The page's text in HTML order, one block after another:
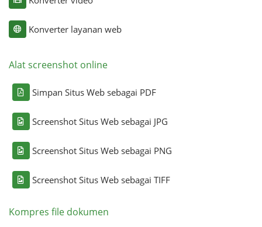
Konverter layanan web
Alat screenshot online
Simpan Situs Web sebagai PDF
Screenshot Situs Web sebagai JPG
Screenshot Situs Web sebagai PNG
Screenshot Situs Web sebagai TIFF
Kompres file dokumen